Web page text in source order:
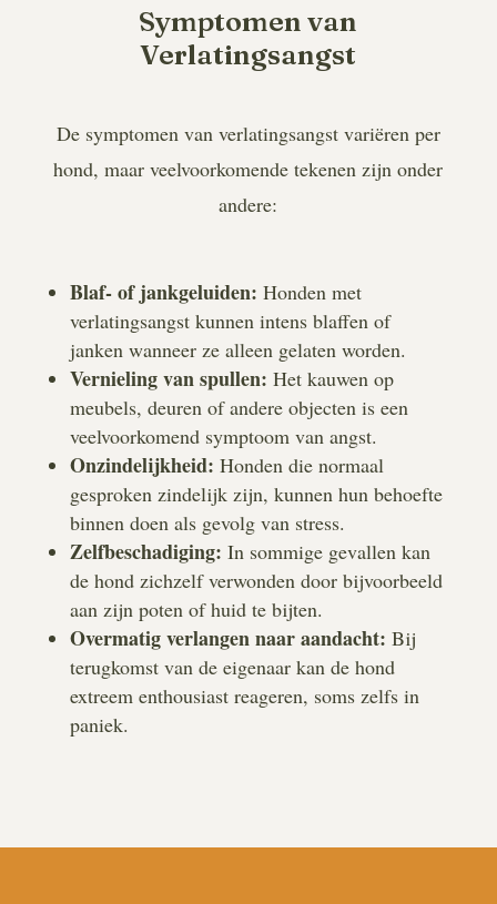
Symptomen van
Verlatingsangst
De symptomen van verlatingsangst variëren per
hond, maar veelvoorkomende tekenen zijn onder
andere:
Blaf- of jankgeluiden: Honden met
verlatingsangst kunnen intens blaffen of
janken wanneer ze alleen gelaten worden.
Vernieling van spullen: Het kauwen op
meubels, deuren of andere objecten is een
veelvoorkomend symptoom van angst.
Onzindelijkheid: Honden die normaal
gesproken zindelijk zijn, kunnen hun behoefte
binnen doen als gevolg van stress.
Zelfbeschadiging: In sommige gevallen kan
de hond zichzelf verwonden door bijvoorbeeld
aan zijn poten of huid te bijten.
Overmatig verlangen naar aandacht: Bij
terugkomst van de eigenaar kan de hond
extreem enthousiast reageren, soms zelfs in
paniek.